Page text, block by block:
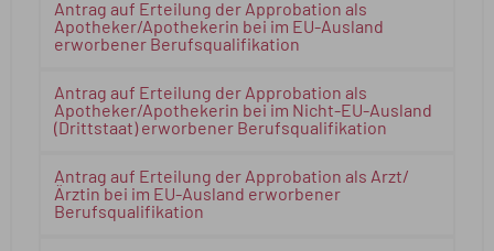
Antrag auf Erteilung der Approbation als
Apotheker/Apothekerin bei im EU-Ausland
erworbener Berufsqualifikation
Antrag auf Erteilung der Approbation als
Apotheker/Apothekerin bei im Nicht-EU-Ausland
(Drittstaat) erworbener Berufsqualifikation
Antrag auf Erteilung der Approbation als Arzt/
Ärztin bei im EU-Ausland erworbener
Berufsqualifikation